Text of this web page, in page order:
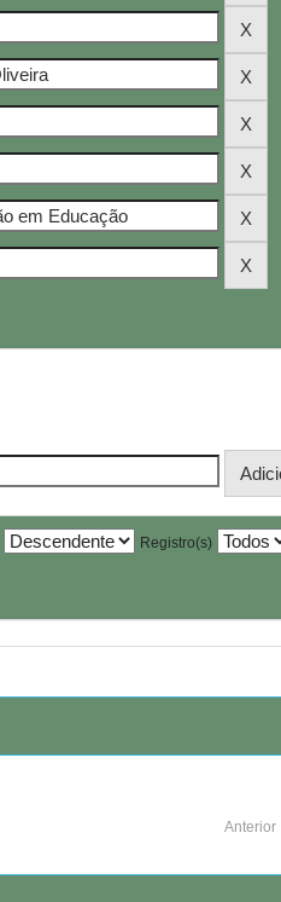
Registro(s)
Anterior